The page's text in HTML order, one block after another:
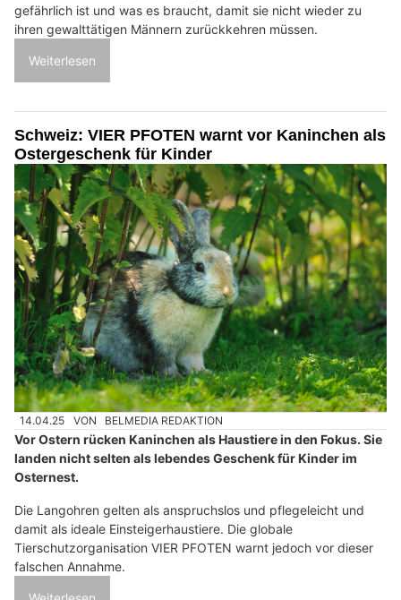
gefährlich ist und was es braucht, damit sie nicht wieder zu
ihren gewalttätigen Männern zurückkehren müssen.
Weiterlesen
Schweiz: VIER PFOTEN warnt vor Kaninchen als
Ostergeschenk für Kinder
14.04.25 VON BELMEDIA REDAKTION
Vor Ostern rücken Kaninchen als Haustiere in den Fokus. Sie
landen nicht selten als lebendes Geschenk für Kinder im
Osternest.
Die Langohren gelten als anspruchslos und pflegeleicht und
damit als ideale Einsteigerhaustiere. Die globale
Tierschutzorganisation VIER PFOTEN warnt jedoch vor dieser
falschen Annahme.